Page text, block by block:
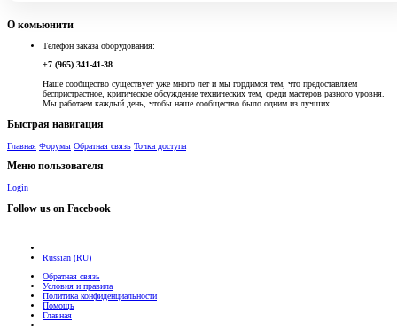
О комьюнити
Телефон заказа оборудования:
+7 (965) 341-41-38
Наше сообщество существует уже много лет и мы гордимся тем, что предоставляем
беспристрастное, критическое обсуждение технических тем, среди мастеров разного уровня.
Мы работаем каждый день, чтобы наше сообщество было одним из лучших.
Быстрая навигация
Главная Форумы Обратная связь Точка доступа
Меню пользователя
Login
Follow us on Facebook
Russian (RU)
Обратная связь
Условия и правила
Политика конфиденциальности
Помощь
Главная